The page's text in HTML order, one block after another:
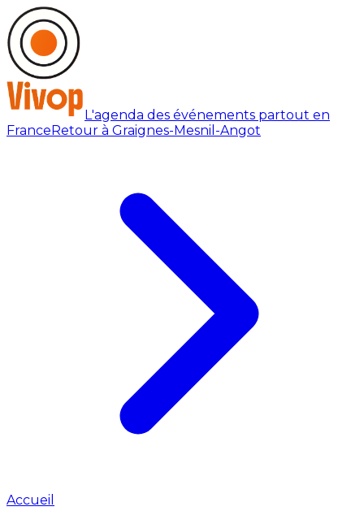
L'agenda des événements partout en
FranceRetour à Graignes-Mesnil-Angot
Accueil